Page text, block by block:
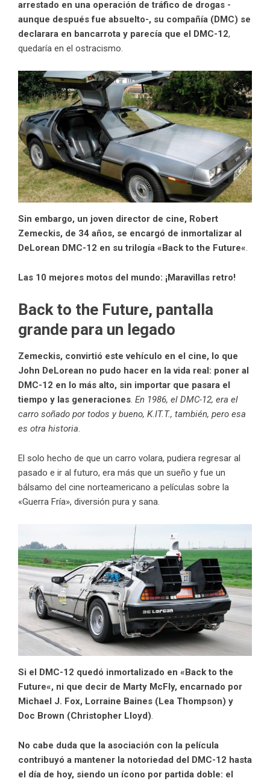
arrestado en una operación de tráfico de drogas -
aunque después fue absuelto-, su compañía (DMC) se
declarara en bancarrota y parecía que el DMC-12,
quedaría en el ostracismo.
Sin embargo, un joven director de cine, Robert
Zemeckis, de 34 años, se encargó de inmortalizar al
DeLorean DMC-12 en su trilogía «Back to the Future«.
Las 10 mejores motos del mundo: ¡Maravillas retro!
Back to the Future, pantalla
grande para un legado
Zemeckis, convirtió este vehículo en el cine, lo que
John DeLorean no pudo hacer en la vida real: poner al
DMC-12 en lo más alto, sin importar que pasara el
tiempo y las generaciones. En 1986, el DMC-12, era el
carro soñado por todos y bueno, K.IT.T., también, pero esa
es otra historia.
El solo hecho de que un carro volara, pudiera regresar al
pasado e ir al futuro, era más que un sueño y fue un
bálsamo del cine norteamericano a películas sobre la
«Guerra Fría», diversión pura y sana.
Si el DMC-12 quedó inmortalizado en «Back to the
Future«, ni que decir de Marty McFly, encarnado por
Michael J. Fox, Lorraine Baines (Lea Thompson) y
Doc Brown (Christopher Lloyd).
No cabe duda que la asociación con la película
contribuyó a mantener la notoriedad del DMC-12 hasta
el día de hoy, siendo un ícono por partida doble: el